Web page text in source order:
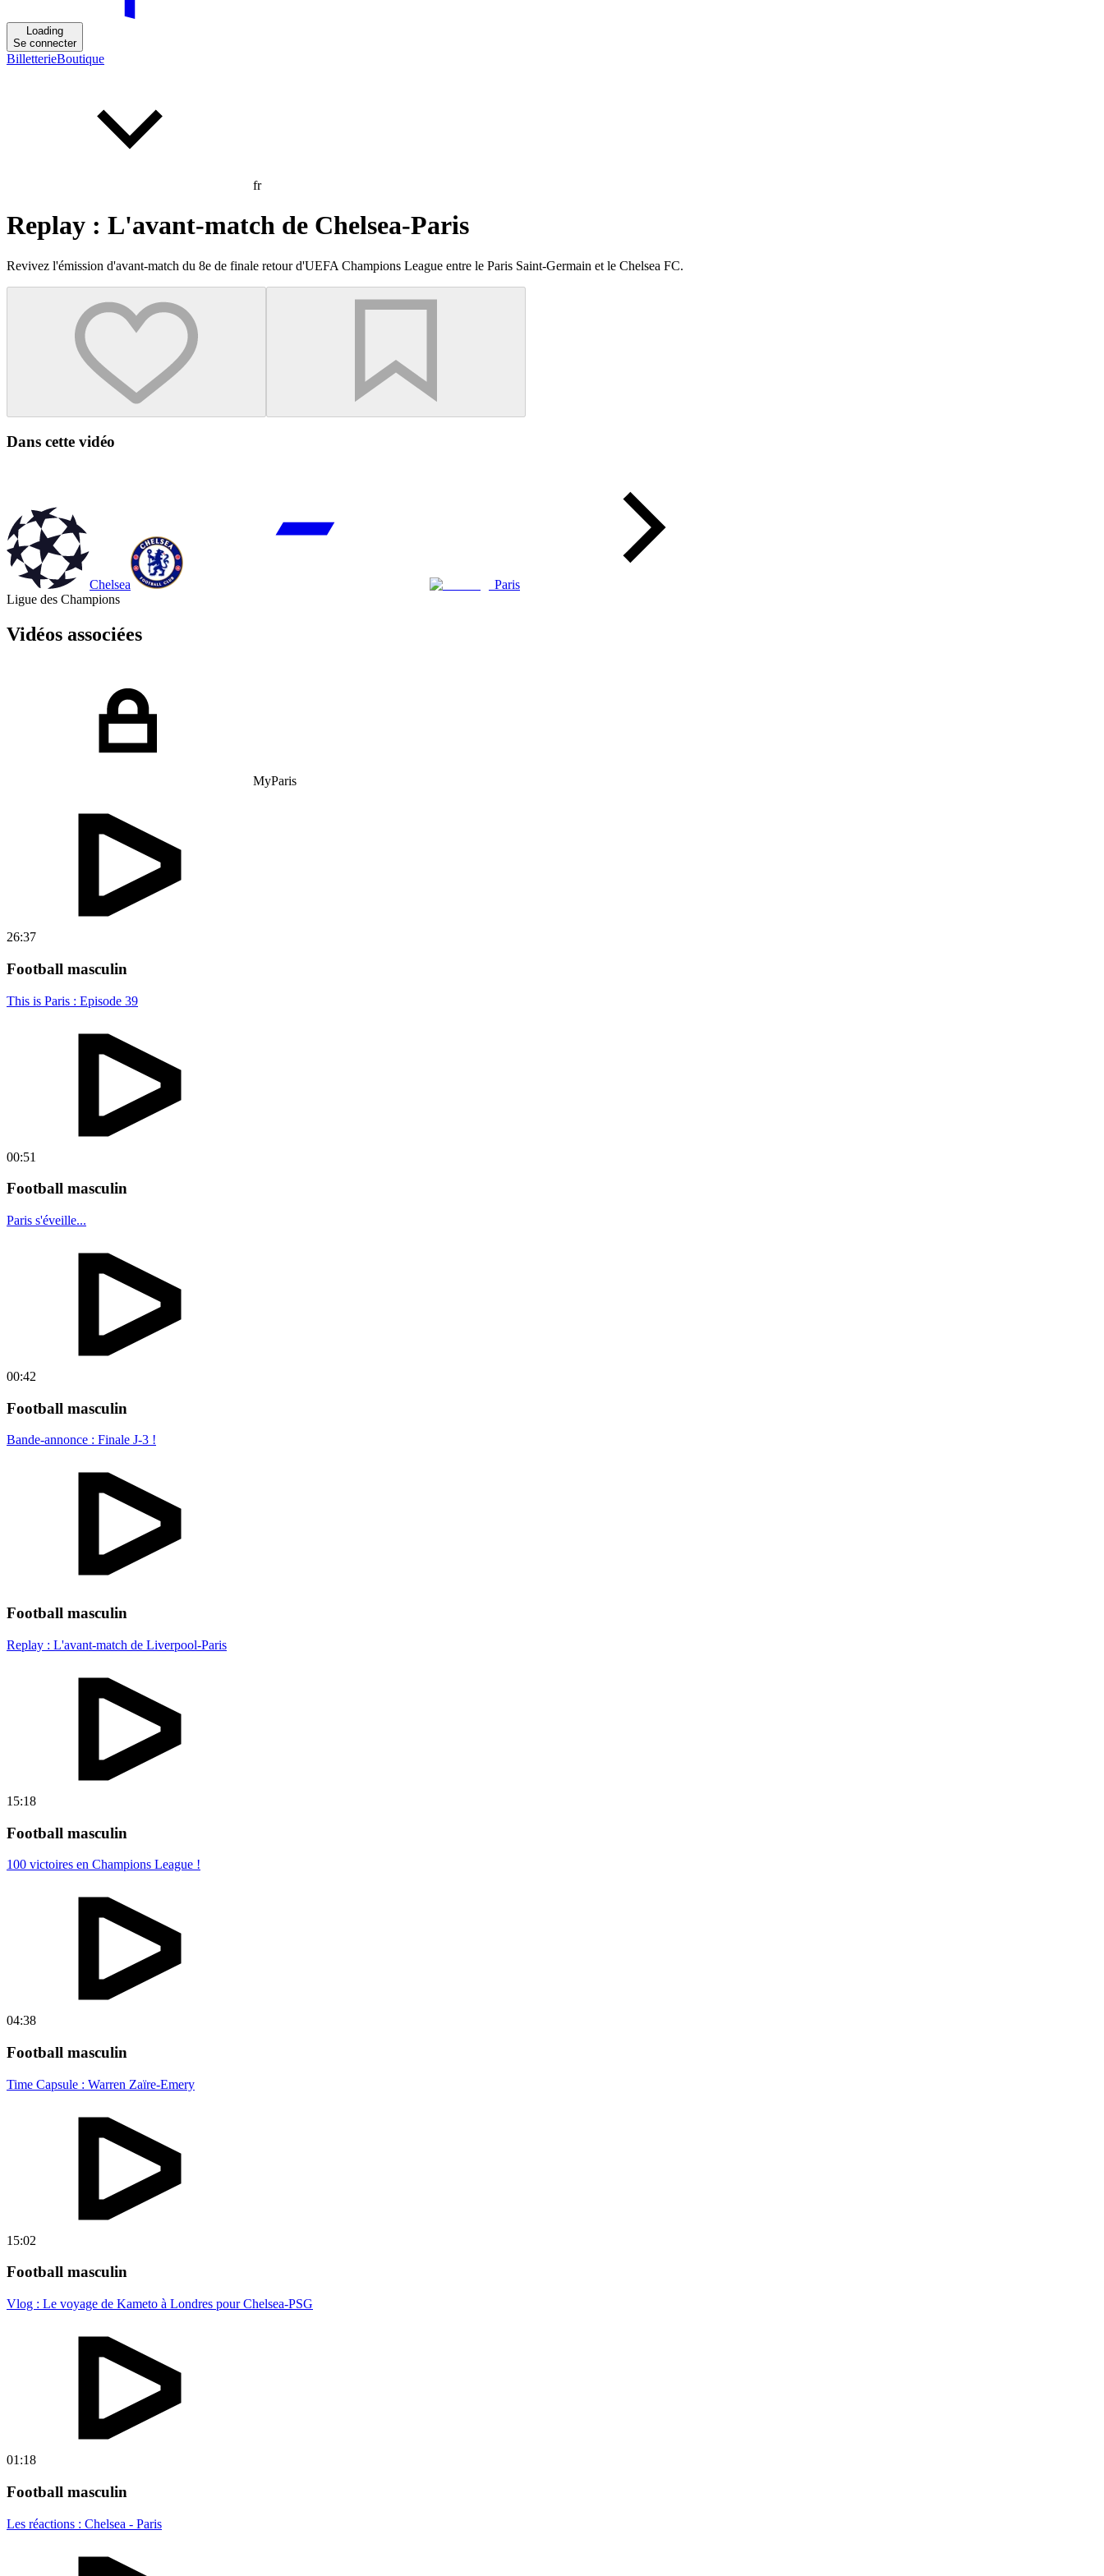
Loading
Se connecter
BilletterieBoutique
fr
Replay : L'avant-match de Chelsea-Paris
Revivez l'émission d'avant-match du 8e de finale retour d'UEFA Champions League entre le Paris Saint-Germain et le Chelsea FC.
Dans cette vidéo
Chelsea
Paris
Ligue des Champions
Vidéos associées
MyParis
26:37
Football masculin
This is Paris : Episode 39
00:51
Football masculin
Paris s'éveille...
00:42
Football masculin
Bande-annonce : Finale J-3 !
Football masculin
Replay : L'avant-match de Liverpool-Paris
15:18
Football masculin
100 victoires en Champions League !
04:38
Football masculin
Time Capsule : Warren Zaïre-Emery
15:02
Football masculin
Vlog : Le voyage de Kameto à Londres pour Chelsea-PSG
01:18
Football masculin
Les réactions : Chelsea - Paris